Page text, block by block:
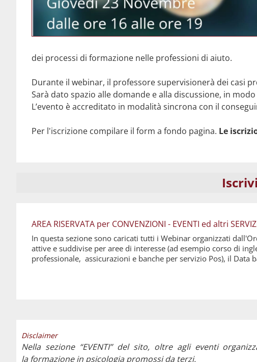
dei processi di formazione nelle professioni di aiuto.
Durante il webinar, il professore supervisionerà dei casi
Sarà dato spazio alle domande e alla discussione, in
L’evento è accreditato in modalità sincrona con il
Per l'iscrizione compilare il form a fondo pagina. Le
AREA RISERVATA per CONVENZIONI - EVENTI ed altri
In questa sezione sono caricati tutti i Webinar organizzati
attive e suddivise per aree di interesse (ad esempio corso di
professionale, assicurazioni e banche per servizio Pos), il Data
Disclaimer
Nella sezione “EVENTI” del sito, oltre agli eventi
la formazione in psicologia promossi da terzi.